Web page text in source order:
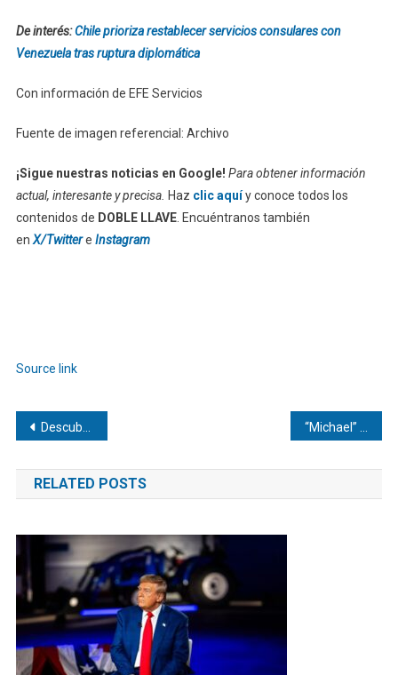
De interés:Chile prioriza restablecer servicios consulares con
Venezuela tras ruptura diplomática
Con información de EFE Servicios
Fuente de imagen referencial: Archivo
¡Sigue nuestras noticias en Google! Para obtener información
actual, interesante y precisa. Haz clic aquíy conoce todos los
contenidos de DOBLE LLAVE. Encuéntranos también
enX/Twittere Instagram
Source link
Navegación
de
entradas
Descubre las mejores manualidades para niños de 8 a 12 años “Michael” recupera el primer lugar de la taquilla global
RELATED POSTS